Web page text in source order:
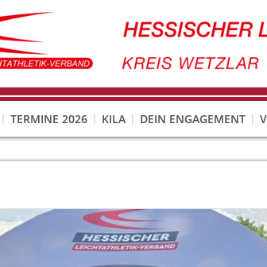
TERMINE 2026 KILA DEIN ENGAGEMENT